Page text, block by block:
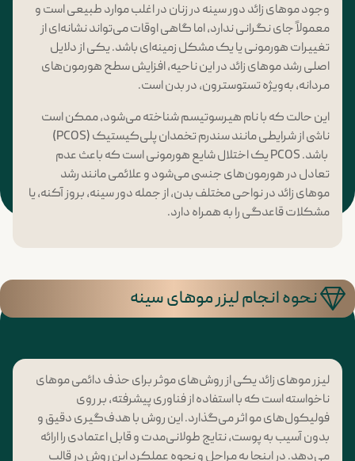
وجود موهای زائد دور سینه در زنان در اغلب موارد طبیعی است و
معمولاً جای نگرانی ندارد، اما گاهی اوقات می‌تواند نشانه‌ای از
تغییرات هورمونی یا یک مشکل زمینه‌ای باشد. یکی از دلایل
اصلی رشد موهای زائد در این ناحیه، افزایش سطح هورمون‌های
مردانه، به‌ویژه تستوسترون، در بدن است.
این حالت که با نام هیرسوتیسم شناخته می‌شود، ممکن است
ناشی از شرایطی مانند سندرم تخمدان پلی‌کیستیک (PCOS)
باشد. PCOS یک اختلال شایع هورمونی است که باعث عدم
تعادل در هورمون‌های جنسی می‌شود و علائمی مانند رشد
موهای زائد در نواحی مختلف بدن، از جمله دور سینه، بروز آکنه، یا
مشکلات قاعدگی را به همراه دارد.
نحوه انجام لیزر موهای سینه
لیزر موهای زائد یکی از روش‌های موثر برای حذف دائمی موهای
ناخواسته است که با استفاده از فناوری پیشرفته، بر روی
فولیکول‌های مو اثر می‌گذارد. این روش با هدف‌گیری دقیق و
بدون آسیب به پوست، نتایج طولانی‌مدت و قابل اعتمادی را ارائه
می‌دهد. در اینجا به مراحل و نحوه عملکرد این روش در قالب